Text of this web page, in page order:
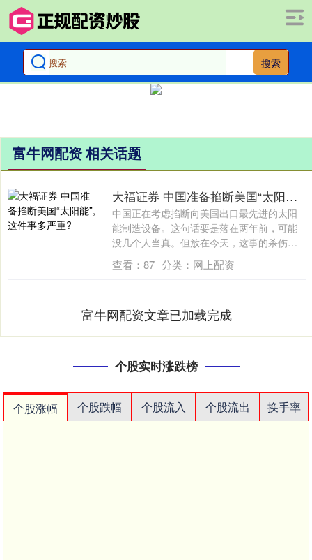
搜索
富牛网配资 相关话题
大福证券 中国准备掐断美国“太阳能”, 这件事多严重?
中国正在考虑掐断向美国出口最先进的太阳
能制造设备。这句话要是落在两年前，可能
没几个人当真。但放在今天，这事的杀伤
力，可能....
查看： 87 分类： 网上配资
富牛网配资文章已加载完成
个股实时涨跌榜
个股涨幅 个股跌幅 个股流入 个股流出 换手率